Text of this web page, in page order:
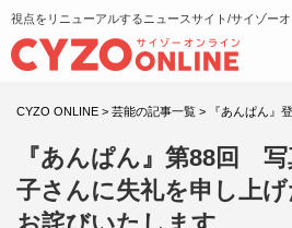
視点をリニューアルするニュースサイト/サイゾー
CYZO ONLINE > 芸能の記事一覧 > 『あんぱん』
『あんぱん』第88回
子さんに失礼を申し上